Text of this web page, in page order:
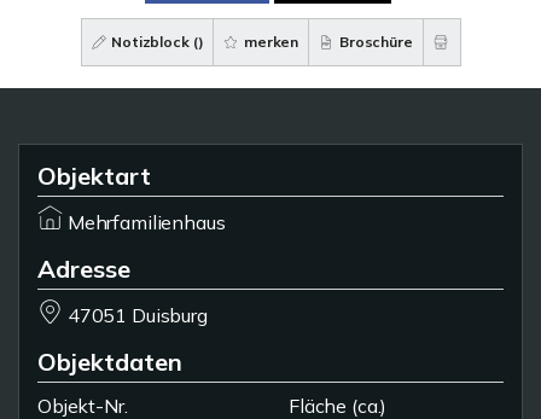
Notizblock () merken Broschüre
Objektart
Mehrfamilienhaus
Adresse
47051 Duisburg
Objektdaten
Objekt-Nr.
Fläche (ca.)